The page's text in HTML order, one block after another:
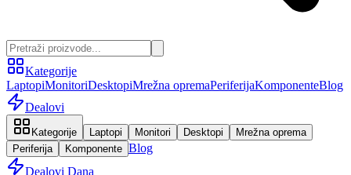
Kategorije
LaptopiMonitoriDesktopiMrežna opremaPeriferijaKomponenteBlog
Dealovi
Kategorije Laptopi Monitori Desktopi
Mrežna oprema
Periferija
Komponente Blog
Dealovi Dana